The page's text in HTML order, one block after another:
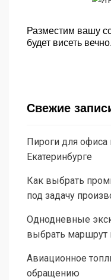
Разместим вашу
будет висеть вечно.
Свежие
Пироги для офиса
Екатеринбурге
Как выбрать
под задачу
Однодневные
выбрать
Авиационное
обращению